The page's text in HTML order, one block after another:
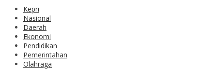
Kepri
Nasional
Daerah
Ekonomi
Pendidikan
Pemerintahan
Olahraga